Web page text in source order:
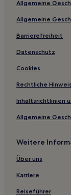
Oakwood Hotels
Balko Hotels
Greenfield Hotels
Beckham
Elk City Hotels
Hotels nahe
Gage Hotels
Forgan Hotels
Hotels nahe
Hooker Hotels
Hotels nahe
Allgemeine
Allgemeine
Barrierefreiheit
Datenschutz
Cookies
Rechtliche
Inhaltsrichtlinien
Allgemeine
Weitere
Über uns
Karriere
Reiseführer